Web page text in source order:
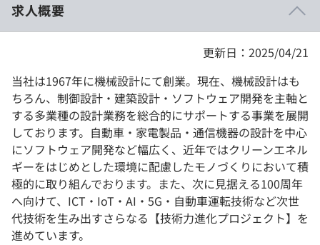
契約内容・クーポン
求人概要
更新日：2025/04/21
当社は1967年に機械設計にて創業。現在、機械設計はも
ちろん、制御設計・建築設計・ソフトウェア開発を主軸と
する多業種の設計業務を総合的にサポートする事業を展開
しております。自動車・家電製品・通信機器の設計を中心
にソフトウェア開発など幅広く、近年ではクリーンエネル
ギーをはじめとした環境に配慮したモノづくりにおいて積
極的に取り組んでおります。また、次に見据える100周年
へ向けて、ICT・IoT・AI・5G・自動車運転技術など次世
代技術を生み出すさらなる【技術力進化プロジェクト】を
進めています。